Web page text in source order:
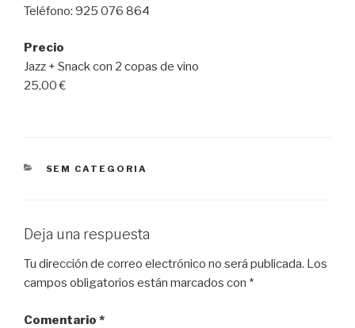
Teléfono: 925 076 864
Precio
Jazz + Snack con 2 copas de vino
25,00 €
CATEGORÍAS
SEM CATEGORIA
Deja una respuesta
Tu dirección de correo electrónico no será publicada. Los
campos obligatorios están marcados con *
Comentario *